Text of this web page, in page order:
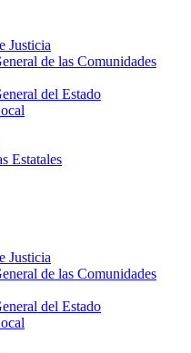
Justicia
de las Comunidades
del Estado
Estatales
Justicia
de las Comunidades
del Estado